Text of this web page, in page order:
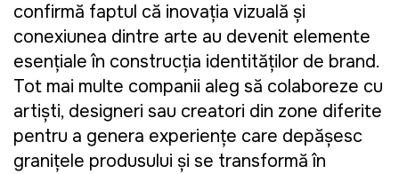
confirmă faptul că inovația vizuală și
conexiunea dintre arte au devenit elemente
esențiale în construcția identităților de brand.
Tot mai multe companii aleg să colaboreze cu
artiști, designeri sau creatori din zone diferite
pentru a genera experiențe care depășesc
granițele produsului și se transformă în